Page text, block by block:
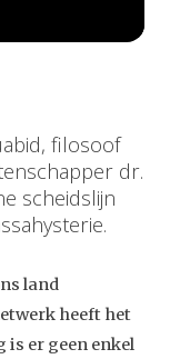
filosoof
dr.
scheidslijn
land
heeft het
er geen enkel